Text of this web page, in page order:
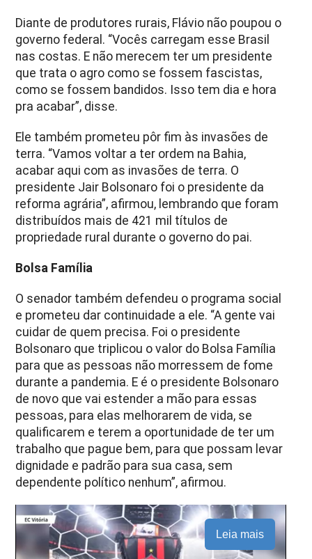
Diante de produtores rurais, Flávio não poupou o
governo federal. “Vocês carregam esse Brasil
nas costas. E não merecem ter um presidente
que trata o agro como se fossem fascistas,
como se fossem bandidos. Isso tem dia e hora
pra acabar”, disse.
Ele também prometeu pôr fim às invasões de
terra. “Vamos voltar a ter ordem na Bahia,
acabar aqui com as invasões de terra. O
presidente Jair Bolsonaro foi o presidente da
reforma agrária”, afirmou, lembrando que foram
distribuídos mais de 421 mil títulos de
propriedade rural durante o governo do pai.
Bolsa Família
O senador também defendeu o programa social
e prometeu dar continuidade a ele. “A gente vai
cuidar de quem precisa. Foi o presidente
Bolsonaro que triplicou o valor do Bolsa Família
para que as pessoas não morressem de fome
durante a pandemia. E é o presidente Bolsonaro
de novo que vai estender a mão para essas
pessoas, para elas melhorarem de vida, se
qualificarem e terem a oportunidade de ter um
trabalho que pague bem, para que possam levar
dignidade e padrão para sua casa, sem
dependente político nenhum”, afirmou.
Leia mais